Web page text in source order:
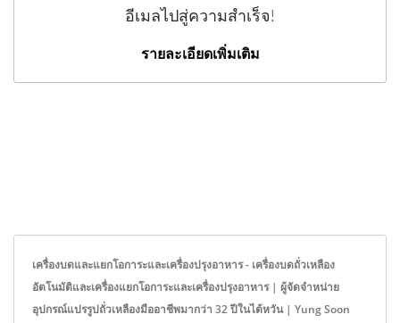
อีเมลไปสู่ความสำเร็จ!
รายละเอียดเพิ่มเติม
เครื่องบดและแยกโอการะและเครื่องปรุงอาหาร - เครื่องบดถั่วเหลือง
อัตโนมัติและเครื่องแยกโอการะและเครื่องปรุงอาหาร | ผู้จัดจำหน่าย
อุปกรณ์แปรรูปถั่วเหลืองมืออาชีพมากว่า 32 ปีในไต้หวัน | Yung Soon